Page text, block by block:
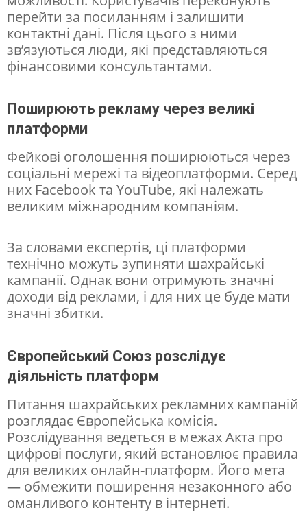
с
т
о
в
ю
т
ь
о
б
и
ч
ч
я
е
т
р
а
П
а
в
е
перейти за посиланням і залишити
контактні дані. Після цього з ними
зв’язуються люди, які представляються
фінансовими консультантами.
Поширюють рекламу через великі
платформи
Фейкові оголошення поширюються через
соціальні мережі та відеоплатформи. Серед
них Facebook та YouTube, які належать
великим міжнародним компаніям.
За словами експертів, ці платформи
технічно можуть зупиняти шахрайські
кампанії. Однак вони отримують значні
доходи від реклами, і для них це буде мати
значні збитки.
Європейський Союз розслідує
діяльність платформ
Питання шахрайських рекламних кампаній
розглядає Європейська комісія.
Розслідування ведеться в межах Акта про
цифрові послуги, який встановлює правила
для великих онлайн-платформ. Його мета
— обмежити поширення незаконного або
оманливого контенту в інтернеті.